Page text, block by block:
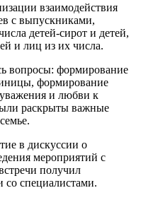
взаимодействия
с выпускниками,
детей-сирот и детей,
и лиц из их числа.
вопросы: формирование
формирование
и любви к
раскрыты важные
в дискуссии о
мероприятий с
получил
специалистами.